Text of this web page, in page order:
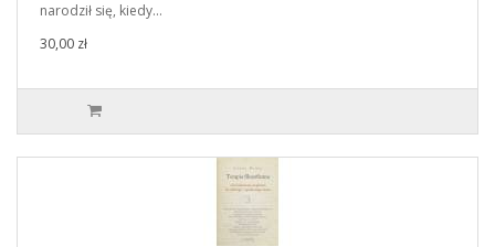
narodził się, kiedy…
30,00 zł